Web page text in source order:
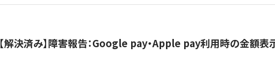
【解決済み】障害報告：Google pay・Apple pay利用時の金額表